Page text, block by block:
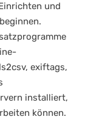
und
exiftags,
installiert,
können.